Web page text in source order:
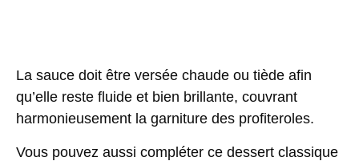
La sauce doit être versée chaude ou tiède afin
qu’elle reste fluide et bien brillante, couvrant
harmonieusement la garniture des profiteroles.
Vous pouvez aussi compléter ce dessert classique